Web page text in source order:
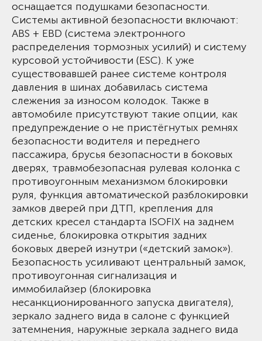
оснащается подушками безопасности.
Системы активной безопасности включают:
ABS + EBD (система электронного
распределения тормозных усилий) и систему
курсовой устойчивости (ESC). К уже
существовавшей ранее системе контроля
давления в шинах добавилась система
слежения за износом колодок. Также в
автомобиле присутствуют такие опции, как
предупреждение о не пристёгнутых ремнях
безопасности водителя и переднего
пассажира, брусья безопасности в боковых
дверях, травмобезопасная рулевая колонка с
противоугонным механизмом блокировки
руля, функция автоматической разблокировки
замков дверей при ДТП, крепления для
детских кресел стандарта ISOFIX на заднем
сиденье, блокировка открытия задних
боковых дверей изнутри («детский замок»).
Безопасность усиливают центральный замок,
противоугонная сигнализация и
иммобилайзер (блокировка
несанкционированного запуска двигателя),
зеркало заднего вида в салоне с функцией
затемнения, наружные зеркала заднего вида